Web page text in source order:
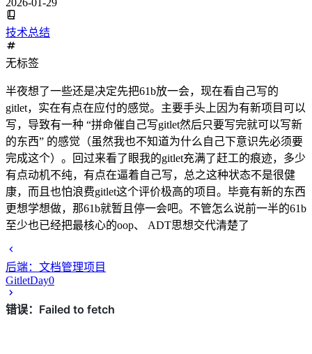
2026-01-29
技术总结
无标签
半夜想了一些还是决定先把61b放一会，现在看自己写的
gitlet，实在有点在应付的感觉。主要手头上因为有新项目可以
写，导致有一种 “拼命催自己写gitlet然后只要写完就可以写新
的东西” 的感觉（虽然我也不知道为什么自己下意识先必须要
完成这个）。回过来看了眼我的gitlet充满了赶工的痕迹，多少
有点动机不纯，有点在逼着自己写，总之这种状态不是很健
康，而且也怕浪费gitlet这个评价极高的项目。毕竟有新的东西
更想学想做，那61b就暂且停一会吧。不管怎么说前一半的61b
至少也已经把最核心的oop、 ADT思想交代清楚了
后端：文档管理项目
GitletDay0